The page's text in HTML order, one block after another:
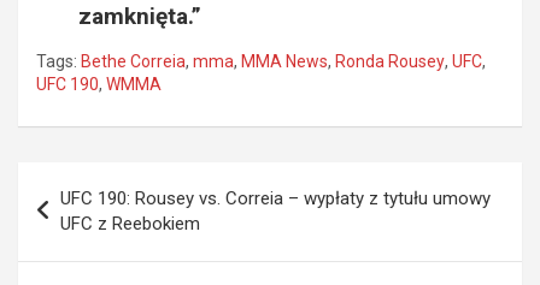
zamknięta.”
Tags: Bethe Correia, mma, MMA News, Ronda Rousey, UFC,
UFC 190, WMMA
wpisu
UFC 190: Rousey vs. Correia – wypłaty z tytułu umowy
UFC z Reebokiem